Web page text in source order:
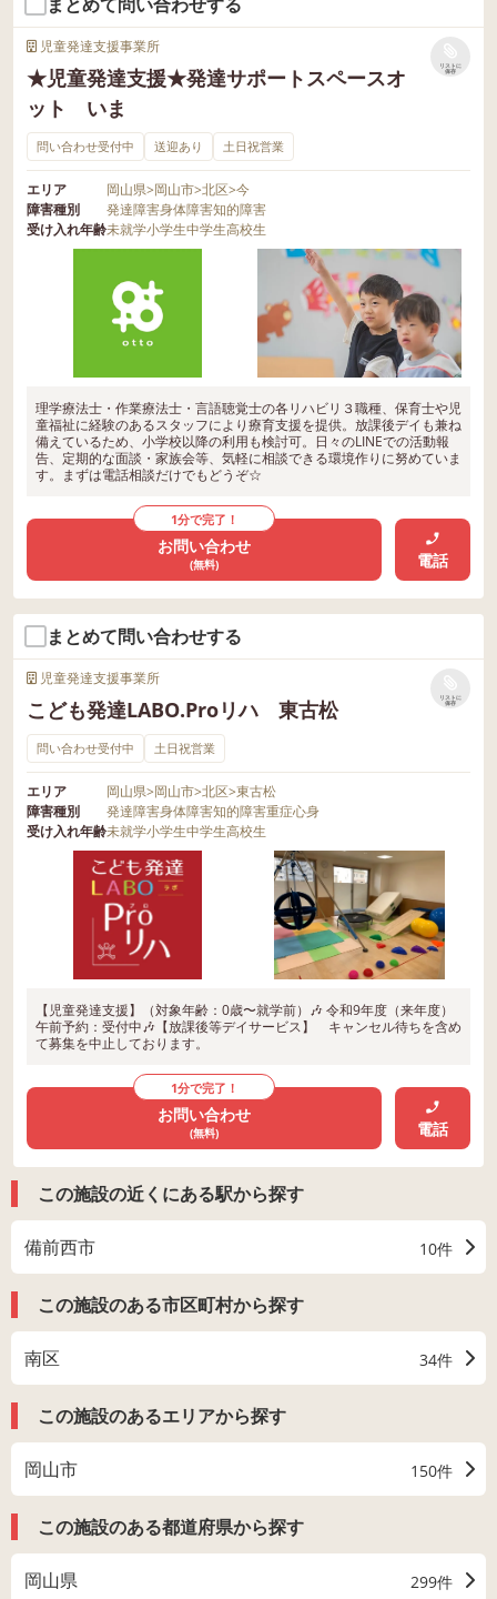
児童発達支援事業所
★児童発達支援★発達サポートスペースオ
ット いま
リストに
保存
問い合わせ受付中 送迎あり 土日祝営業
エリア 岡山県>岡山市>北区>今
障害種別
発達障害身体障害知的障害
受け入れ年齢未就学小学生中学生高校生
理学療法士・作業療法士・言語聴覚士の各リハビリ３職種、保育士や児
童福祉に経験のあるスタッフにより療育支援を提供。放課後デイも兼ね
備えているため、小学校以降の利用も検討可。日々のLINEでの活動報
告、定期的な面談・家族会等、気軽に相談できる環境作りに努めていま
す。まずは電話相談だけでもどうぞ☆
1分で完了！
お問い合わせ
(無料) 電話
まとめて問い合わせする
児童発達支援事業所
こども発達LABO.Proリハ 東古松
リストに
保存
問い合わせ受付中 土日祝営業
エリア 岡山県>岡山市>北区>東古松
障害種別
発達障害身体障害知的障害重症心身
受け入れ年齢未就学小学生中学生高校生
【児童発達支援】（対象年齢：0歳〜就学前）🎶 令和9年度（来年度）
午前予約：受付中🎶【放課後等デイサービス】 キャンセル待ちを含め
て募集を中止しております。
1分で完了！
お問い合わせ
(無料) 電話
この施設の近くにある駅から探す
備前西市 10件
この施設のある市区町村から探す
南区 34件
この施設のあるエリアから探す
岡山市 150件
この施設のある都道府県から探す
岡山県 299件